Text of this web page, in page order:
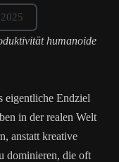
eigentliche Endziel
in der realen Welt
anstatt kreative
dominieren, die oft